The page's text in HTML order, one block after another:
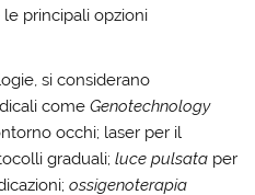
le principali opzioni
si considerano
comeGenotechnology
occhi; laser per il
graduali;luce pulsata per
ossigenoterapia